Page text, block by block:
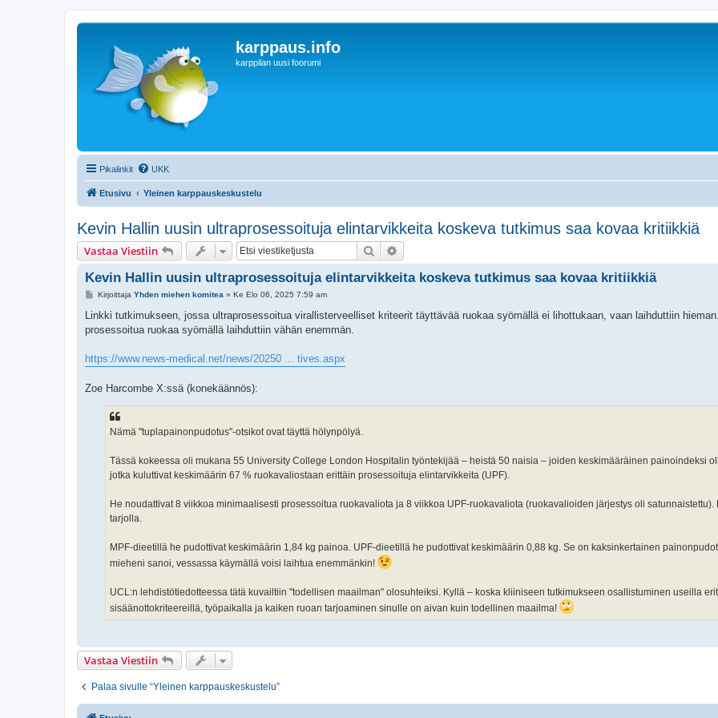
karppaus.info
karppilan uusi foorumi
Pikalinkit UKK
Etusivu Yleinen karppauskeskustelu
Kevin Hallin uusin ultraprosessoituja elintarvikkeita koskeva tutkimus saa kovaa kritiikkiä
Vastaa Viestiin Etsi
Kevin Hallin uusin ultraprosessoituja elintarvikkeita koskeva tutkimus saa kovaa kritiikkiä
V
e
t
Kirjoittaja Yhden miehen komitea » Ke Elo 06, 2025 7:59 am
Linkki tutkimukseen, jossa ultraprosessoitua virallisterveelliset kriteerit täyttävää ruokaa syömällä ei lihottukaan, vaan laihduttiin
prosessoitua ruokaa syömällä laihduttiin vähän enemmän.
https://www.news-medical.net/news/20250 ... tives.aspx
Zoe Harcombe X:ssä (konekäännös):
Nämä "tuplapainonpudotus"-otsikot ovat täyttä hölynpölyä.
Tässä kokeessa oli mukana 55 University College London Hospitalin työntekijää – heistä 50 naisia – joiden keskimääräinen painoindeksi
jotka kuluttivat keskimäärin 67 % ruokavaliostaan erittäin prosessoituja elintarvikkeita (UPF).
He noudattivat 8 viikkoa minimaalisesti prosessoitua ruokavaliota ja 8 viikkoa UPF-ruokavaliota (ruokavalioiden järjestys oli satunnaistettu).
tarjolla.
MPF-dieetillä he pudottivat keskimäärin 1,84 kg painoa. UPF-dieetillä he pudottivat keskimäärin 0,88 kg. Se on kaksinkertainen
mieheni sanoi, vessassa käymällä voisi laihtua enemmänkin!
UCL:n lehdistötiedotteessa tätä kuvailtiin "todellisen maailman" olosuhteiksi. Kyllä – koska kliiniseen tutkimukseen osallistuminen useilla
sisäänottokriteereillä, työpaikalla ja kaiken ruoan tarjoaminen sinulle on aivan kuin todellinen maailma!
Vastaa Viestiin
Palaa sivulle “Yleinen karppauskeskustelu”